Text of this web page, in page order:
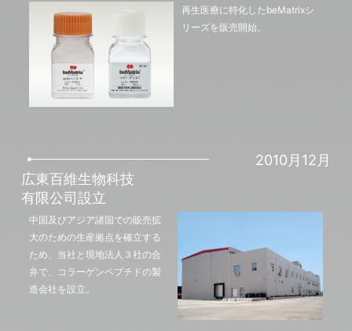
再生医療に特化したbeMatrixシ
リーズを販売開始。
2010月12月
広東百維生物科技
有限公司設立
中国及びアジア諸国での販売拡
大のための生産拠点を確立する
ため、当社と現地法人３社の合
弁で、コラーゲンペプチドの製
造会社を設立。